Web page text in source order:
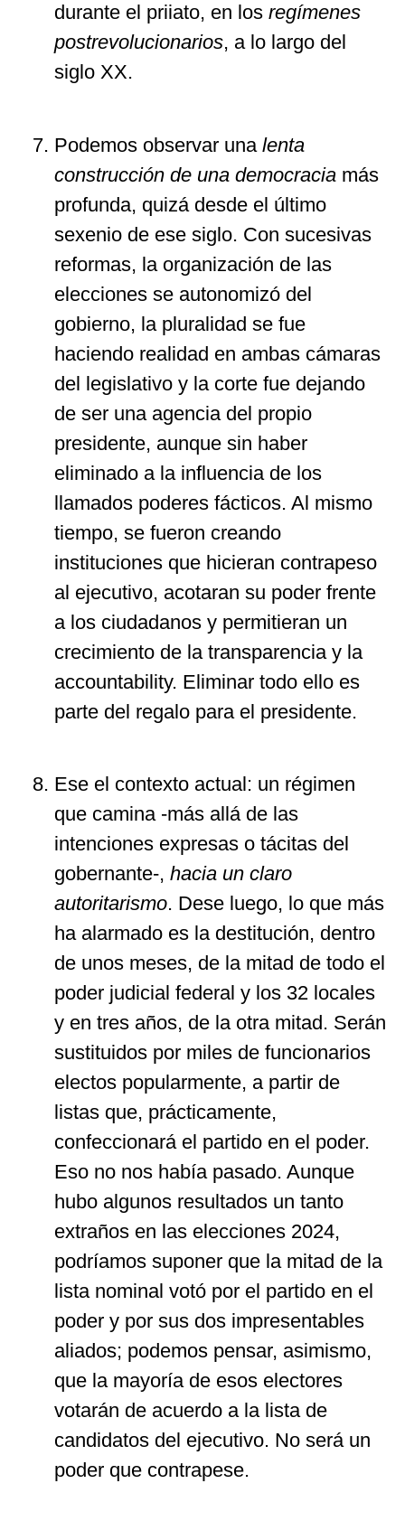
durante el priiato, en los regímenes
postrevolucionarios, a lo largo del
siglo XX.
Podemos observar una lenta
construcción de una democracia más
profunda, quizá desde el último
sexenio de ese siglo. Con sucesivas
reformas, la organización de las
elecciones se autonomizó del
gobierno, la pluralidad se fue
haciendo realidad en ambas cámaras
del legislativo y la corte fue dejando
de ser una agencia del propio
presidente, aunque sin haber
eliminado a la influencia de los
llamados poderes fácticos. Al mismo
tiempo, se fueron creando
instituciones que hicieran contrapeso
al ejecutivo, acotaran su poder frente
a los ciudadanos y permitieran un
crecimiento de la transparencia y la
accountability. Eliminar todo ello es
parte del regalo para el presidente.
Ese el contexto actual: un régimen
que camina -más allá de las
intenciones expresas o tácitas del
gobernante-, hacia un claro
autoritarismo. Dese luego, lo que más
ha alarmado es la destitución, dentro
de unos meses, de la mitad de todo el
poder judicial federal y los 32 locales
y en tres años, de la otra mitad. Serán
sustituidos por miles de funcionarios
electos popularmente, a partir de
listas que, prácticamente,
confeccionará el partido en el poder.
Eso no nos había pasado. Aunque
hubo algunos resultados un tanto
extraños en las elecciones 2024,
podríamos suponer que la mitad de la
lista nominal votó por el partido en el
poder y por sus dos impresentables
aliados; podemos pensar, asimismo,
que la mayoría de esos electores
votarán de acuerdo a la lista de
candidatos del ejecutivo. No será un
poder que contrapese.